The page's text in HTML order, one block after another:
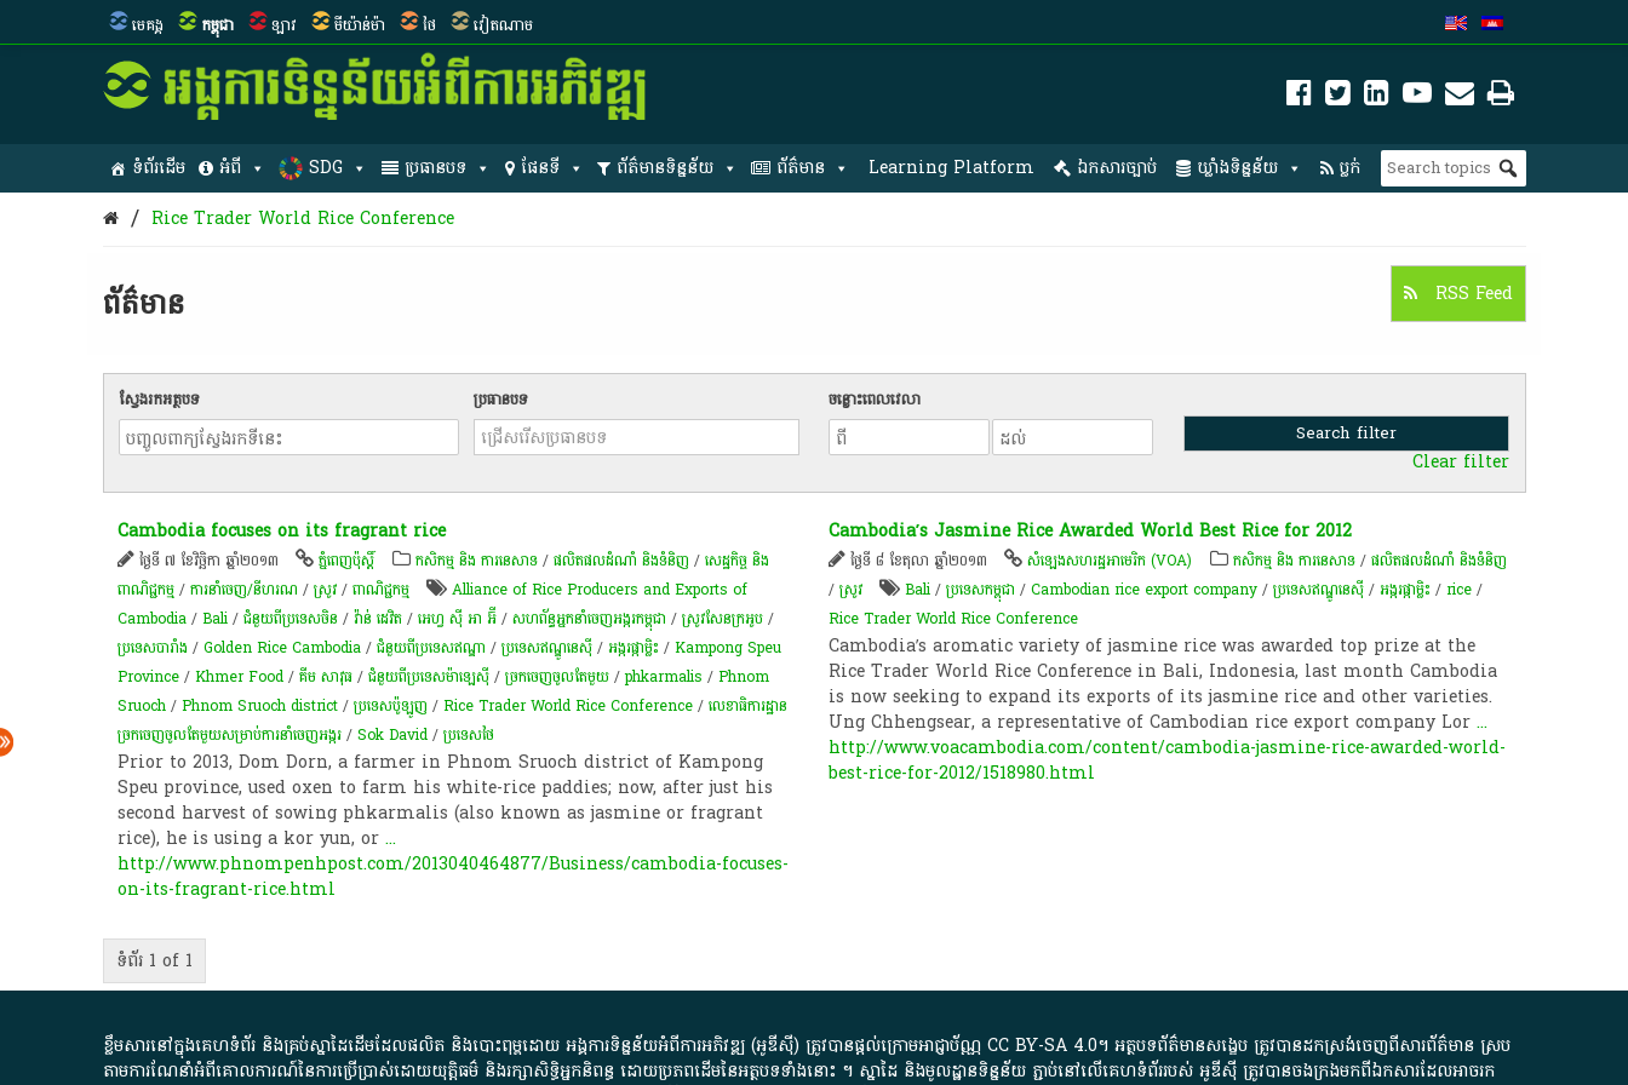
មេគង្គ កម្ពុជា ឡាវ មីយ៉ាន់ម៉ា ថៃ វៀតណាម
ទំព័រដើម អំពី SDG ប្រធានបទ ផែនទី ព័ត៌មានទិន្នន័យ ព័ត៌មាន Learning Platform ឯកសារច្បាប់ ឃ្លាំងទិន្នន័យ ប្លក់
/ Rice Trader World Rice Conference
ព័ត៌មាន​ RSS Feed
ស្វែងរកអត្ថបទ ប្រធានបទ ចន្លោះពេលវេលា
Clear filter
Cambodia focuses on its fragrant rice
ថ្ងៃទី ៧ ខែវិច្ឆិកា ឆ្នាំ២០១៣ ភ្នំពេញប៉ុស្តិ៍ កសិកម្ម​ និង​ ការ​នេ​សាទ​/ផលិតផលដំណាំ និងទំនិញ /សេដ្ឋកិច្ច និង
ពាណិជ្ជកម្ម/ការនាំចេញ/នីហរណ /​ស្រូវ​/ពាណិជ្ជកម្ម
Alliance of Rice Producers and Exports of
Cambodia/Bali/ជំនួយពីប្រទេសចិន /វ៉ាន់ ដេវិត/អេហ្វ ស៊ី អា អ៊ី/សហព័ន្ធអ្នកនាំចេញអង្ករកម្ពុជា /ស្រូវ​សែន​ក្រអូប​/
ប្រទេសបារាំង /Golden Rice Cambodia/ជំនួយពីប្រទេសឥណ្ឌា /ប្រទេសឥណ្ឌូនេស៊ី/​អង្ករ​ផ្កា​ម្លិះ /Kampong Speu
Province/Khmer Food/គីម សាវុធ/ជំនួយពីប្រទេសម៉ាឡេស៊ី​​/ច្រក​ចេញ​ចូល​តែ​មួយ/phkarmalis /Phnom
Sruoch/Phnom Sruoch district/ប្រទេសប៉ូឡូញ​ /Rice Trader World Rice Conference/លេខាធិការដ្ឋាន
ច្រកចេញចូលតែមួយសម្រាប់ការនាំចេញអង្ករ/Sok David/ប្រទេសថៃ
Prior to 2013, Dom Dorn, a farmer in Phnom Sruoch district of Kampong
Speu province, used oxen to farm his white-rice paddies; now, after just his
second harvest of sowing phkarmalis (also known as jasmine or fragrant
rice), he is using a kor yun, or ...
http://www.phnompenhpost.com/2013040464877/Business/cambodia-focuses-
on-its-fragrant-rice.html
Cambodia’s Jasmine Rice Awarded World Best Rice for 2012
ថ្ងៃទី ៨ ខែតុលា ឆ្នាំ២០១៣ សំឡេង​សហរដ្ឋ​អាមេរិក (VOA) កសិកម្ម​ និង​ ការ​នេ​សាទ​/ផលិតផលដំណាំ និងទំនិញ
/​ស្រូវ​ Bali/ប្រទេសកម្ពុជា /Cambodian rice export company/ប្រទេសឥណ្ឌូនេស៊ី/​អង្ករ​ផ្កា​ម្លិះ /rice/
Rice Trader World Rice Conference
Cambodia’s aromatic variety of jasmine rice was awarded top prize at the
Rice Trader World Rice Conference in Bali, Indonesia, last month Cambodia
is now seeking to expand its exports of its jasmine rice and other varieties.
Ung Chhengsear, a representative of Cambodian rice export company Lor...
http://www.voacambodia.com/content/cambodia-jasmine-rice-awarded-world-
best-rice-for-2012/1518980.html
ទំព័រ 1 of 1
ខ្លឹមសារ​នៅ​ក្នុង​គេហទំព័រ និង​គ្រប់​ស្នា​ដៃ​ដើម​ដែល​ផលិត​ និង​បោះពុម្ព​ដោយ​ អង្គការ​ទិន្នន័យ​អំពី​ការអភិវឌ្ឍ​​ (អូ​ឌី​ស៊ី)​ ត្រូវ​បាន​ផ្តល់​ក្រោម​អាជ្ញាប័ណ្ណ​ CC BY-SA 4.0។​ អត្ថបទ​ព័ត៌មាន​សង្ខេប​ ត្រូវ​បាន​ដកស្រង់​ចេញពី​សារព័ត៌មាន ស្រប
តាមការ​ណែនាំ​អំពី​គោលការណ៍​នៃ​ការ​ប្រើប្រាស់​ដោយ​យុត្តិធម៌​ និង​រក្សាសិទ្ធិអ្នកនិពន្ធ ដោយ​ប្រភពដើម​នៃ​​អត្ថបទទាំង​នោះ​ ។​ ស្នាដៃ​ និង​មូលដ្ឋាន​ទិន្នន័យ ​ភ្ជាប់​នៅ​លើ​គេហទំព័រ​របស់​ អូ​ឌី​ស៊ី​ ត្រូវ​បាន​ចងក្រង​មក​ពី​ឯកសារ​ដែល​អាច​រក​